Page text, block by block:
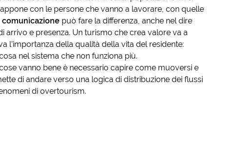
con le persone che vanno a lavorare, con quelle
comunicazione può fare la differenza, anche nel dire
e presenza. Un turismo che crea valore va a
l’importanza della qualità della vita del residente:
nel sistema che non funziona più.
vanno bene è necessario capire come muoversi e
di andare verso una logica di distribuzione dei flussi
di overtourism.